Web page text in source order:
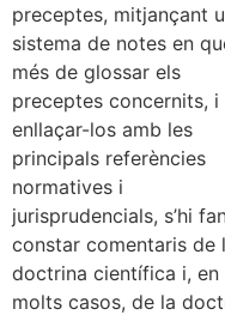
preceptes, mitjançant
sistema de notes en
més de glossar els
preceptes concernits, i
enllaçar-los amb les
principals referències
normatives i
jurisprudencials, s’hi
constar comentaris de
doctrina científica i, en
molts casos, de la